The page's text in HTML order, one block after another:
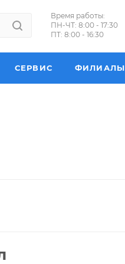
Время работы:
ПН-ЧТ: 8:00 - 17:30
ПТ: 8:00 - 16:30
СЕРВИС ФИЛИАЛЫ